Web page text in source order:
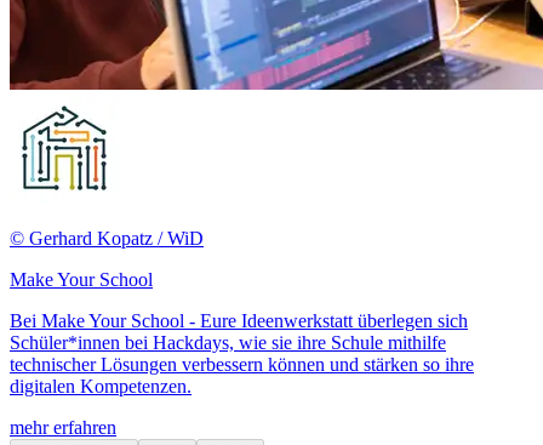
© Gerhard Kopatz / WiD
Make Your School
Bei Make Your School - Eure Ideenwerkstatt überlegen sich
Schüler*innen bei Hackdays, wie sie ihre Schule mithilfe
technischer Lösungen verbessern können und stärken so ihre
digitalen Kompetenzen.
mehr erfahren